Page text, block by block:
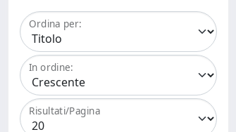
Ordina per:
In ordine:
Risultati/Pagina